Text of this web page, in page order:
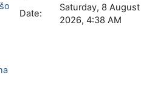
Date:
Saturday, 8 August
2026, 4:38 AM